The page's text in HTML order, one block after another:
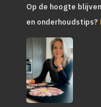
Op de hoogte
en onderhoudstips?